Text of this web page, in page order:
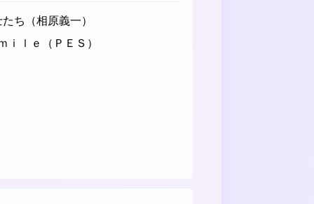
ち（相原義一）
ｉｌｅ（ＰＥＳ）